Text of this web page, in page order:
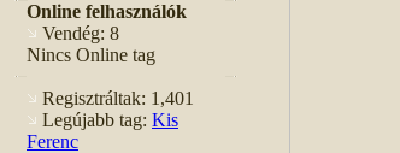
Online felhasználók
Vendég: 8
Nincs Online tag
Regisztráltak: 1,401
Legújabb tag: Kis
Ferenc